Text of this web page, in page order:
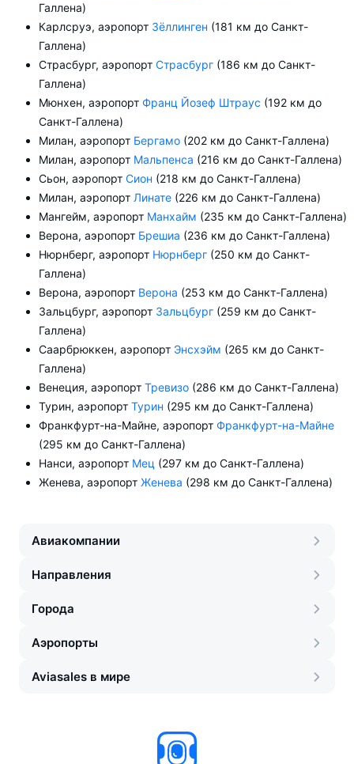
Галлена)
Карлсруэ, аэропорт Зёллинген (181 км до Санкт-
Галлена)
Страсбург, аэропорт Страсбург (186 км до Санкт-
Галлена)
Мюнхен, аэропорт Франц Йозеф Штраус (192 км до
Санкт-Галлена)
Милан, аэропорт Бергамо (202 км до Санкт-Галлена)
Милан, аэропорт Мальпенса (216 км до Санкт-Галлена)
Сьон, аэропорт Сион (218 км до Санкт-Галлена)
Милан, аэропорт Линате (226 км до Санкт-Галлена)
Мангейм, аэропорт Манхайм (235 км до Санкт-Галлена)
Верона, аэропорт Брешиа (236 км до Санкт-Галлена)
Нюрнберг, аэропорт Нюрнберг (250 км до Санкт-
Галлена)
Верона, аэропорт Верона (253 км до Санкт-Галлена)
Зальцбург, аэропорт Зальцбург (259 км до Санкт-
Галлена)
Саарбрюккен, аэропорт Энсхэйм (265 км до Санкт-
Галлена)
Венеция, аэропорт Тревизо (286 км до Санкт-Галлена)
Турин, аэропорт Турин (295 км до Санкт-Галлена)
Франкфурт-на-Майне, аэропорт Франкфурт-на-Майне
(295 км до Санкт-Галлена)
Нанси, аэропорт Мец (297 км до Санкт-Галлена)
Женева, аэропорт Женева (298 км до Санкт-Галлена)
Авиакомпании
Направления
Города
Аэропорты
Aviasales в мире